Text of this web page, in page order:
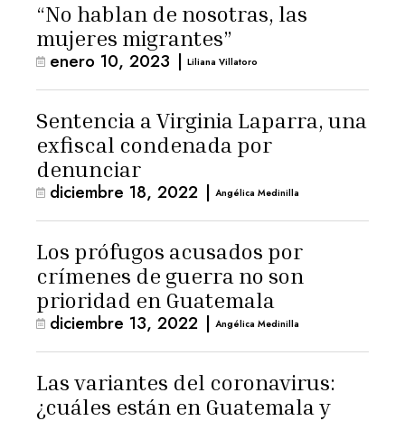
“No hablan de nosotras, las
mujeres migrantes”
enero 10, 2023 | Liliana Villatoro
Sentencia a Virginia Laparra, una
exfiscal condenada por
denunciar
diciembre 18, 2022 | Angélica Medinilla
Los prófugos acusados por
crímenes de guerra no son
prioridad en Guatemala
diciembre 13, 2022 | Angélica Medinilla
Las variantes del coronavirus:
¿cuáles están en Guatemala y